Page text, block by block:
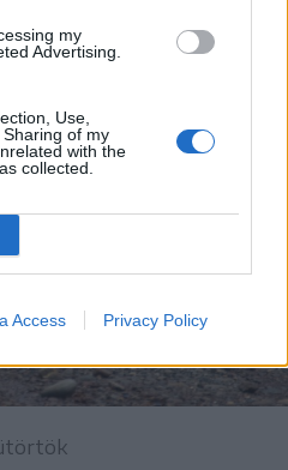
my
Advertising.
Use,
of my
with the
collected.
Access Privacy Policy